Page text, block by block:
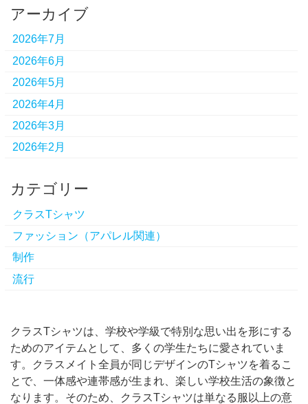
アーカイブ
2026年7月
2026年6月
2026年5月
2026年4月
2026年3月
2026年2月
カテゴリー
クラスTシャツ
ファッション（アパレル関連）
制作
流行
クラスTシャツは、学校や学級で特別な思い出を形にする
ためのアイテムとして、多くの学生たちに愛されていま
す。
クラスメイト全員が同じデザインのTシャツを着るこ
とで、一体感や連帯感が生まれ、楽しい学校生活の象徴と
なります。そのため、クラスTシャツは単なる服以上の意